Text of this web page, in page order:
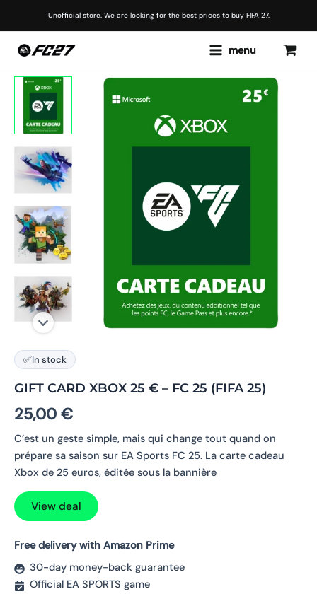
content
Unofficial store. We are looking for the best prices to buy FIFA 27.
Mainmenu
✅In stock
GIFT CARD XBOX 25 € – FC 25 (FIFA 25)
25,00 €
C’est un geste simple, mais qui change tout quand on
prépare sa saison sur EA Sports FC 25. La carte cadeau
Xbox de 25 euros, éditée sous la bannière
View deal
Free delivery with Amazon Prime
30-day money-back guarantee
Official EA SPORTS game